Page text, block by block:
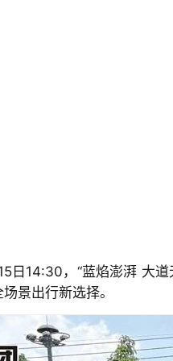
日14:30，“蓝焰澎湃 大
景出行新选择。